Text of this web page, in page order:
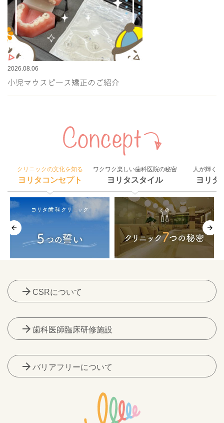
2026.08.06
小児マウスピース矯正のご紹介
クリニックの文化を知る
ヨリタコンセプト
ワクワク楽しい歯科医院の秘密
ヨリタスタイル
人が輝く
ヨリタ
arrow_forward CSRについて
arrow_forward 歯科医師臨床研修施設
arrow_forward バリアフリーについて